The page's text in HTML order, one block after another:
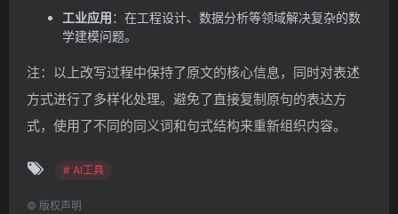
工业应用：在工程设计、数据分析等领域解决复杂的数
学建模问题。
注：以上改写过程中保持了原文的核心信息，同时对表述
方式进行了多样化处理。避免了直接复制原句的表达方
式，使用了不同的同义词和句式结构来重新组织内容。
# AI工具
© 版权声明